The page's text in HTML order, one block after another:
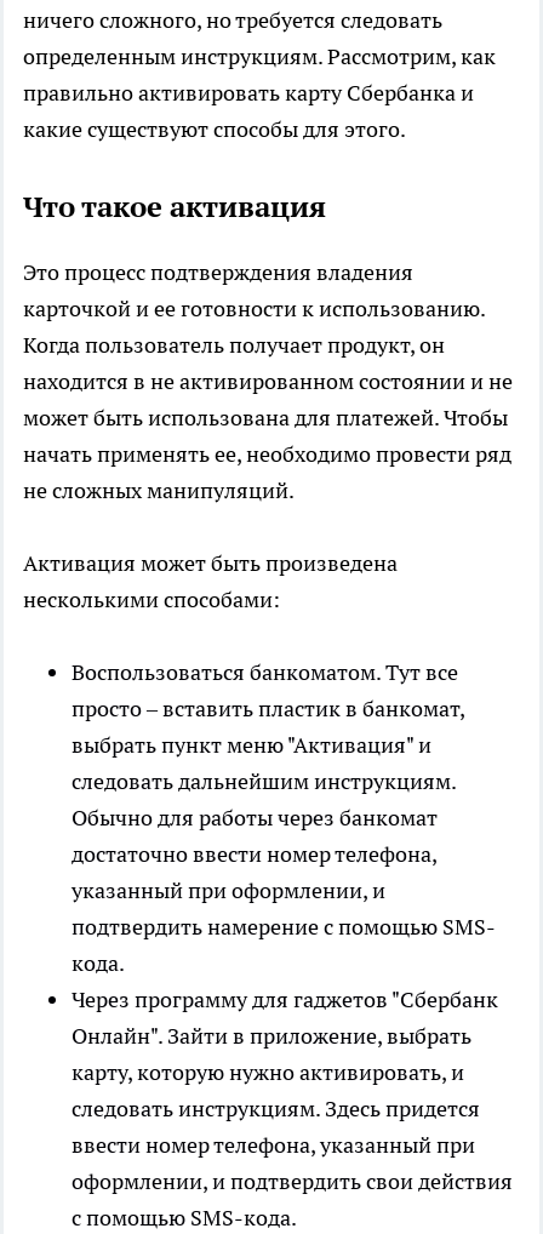
ничего сложного, но требуется следовать
определенным инструкциям. Рассмотрим, как
правильно активировать карту Сбербанка и
какие существуют способы для этого.
Что такое активация
Это процесс подтверждения владения
карточкой и ее готовности к использованию.
Когда пользователь получает продукт, он
находится в не активированном состоянии и не
может быть использована для платежей. Чтобы
начать применять ее, необходимо провести ряд
не сложных манипуляций.
Активация может быть произведена
несколькими способами:
Воспользоваться банкоматом. Тут все
просто – вставить пластик в банкомат,
выбрать пункт меню "Активация" и
следовать дальнейшим инструкциям.
Обычно для работы через банкомат
достаточно ввести номер телефона,
указанный при оформлении, и
подтвердить намерение с помощью SMS-
кода.
Через программу для гаджетов "Сбербанк
Онлайн". Зайти в приложение, выбрать
карту, которую нужно активировать, и
следовать инструкциям. Здесь придется
ввести номер телефона, указанный при
оформлении, и подтвердить свои действия
с помощью SMS-кода.